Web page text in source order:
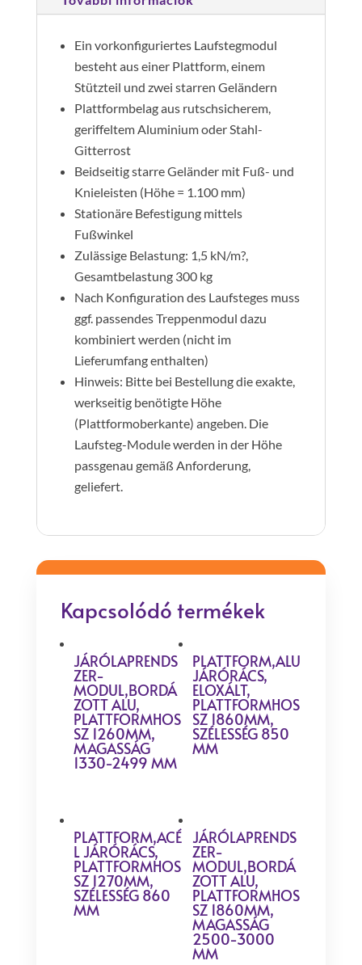
mennyiség
Ein vorkonfiguriertes Laufstegmodul
besteht aus einer Plattform, einem
Stützteil und zwei starren Geländern
Plattformbelag aus rutschsicherem,
geriffeltem Aluminium oder Stahl-
Gitterrost
Beidseitig starre Geländer mit Fuß- und
Knieleisten (Höhe = 1.100 mm)
Stationäre Befestigung mittels
Fußwinkel
Zulässige Belastung: 1,5 kN/m?,
Gesamtbelastung 300 kg
Nach Konfiguration des Laufsteges muss
ggf. passendes Treppenmodul dazu
kombiniert werden (nicht im
Lieferumfang enthalten)
Hinweis: Bitte bei Bestellung die exakte,
werkseitig benötigte Höhe
(Plattformoberkante) angeben. Die
Laufsteg-Module werden in der Höhe
passgenau gemäß Anforderung,
geliefert.
Kapcsolódó termékek
JÁRÓLAPRENDS
ZER-
MODUL,BORDÁ
ZOTT ALU,
PLATTFORMHOS
SZ 1260MM,
MAGASSÁG
1330-2499 MM
PLATTFORM,ALU
JÁRÓRÁCS,
ELOXÁLT,
PLATTFORMHOS
SZ 1860MM,
SZÉLESSÉG 850
MM
PLATTFORM,ACÉ
L JÁRÓRÁCS,
PLATTFORMHOS
SZ 1270MM,
SZÉLESSÉG 860
MM
JÁRÓLAPRENDS
ZER-
MODUL,BORDÁ
ZOTT ALU,
PLATTFORMHOS
SZ 1860MM,
MAGASSÁG
2500-3000
MM